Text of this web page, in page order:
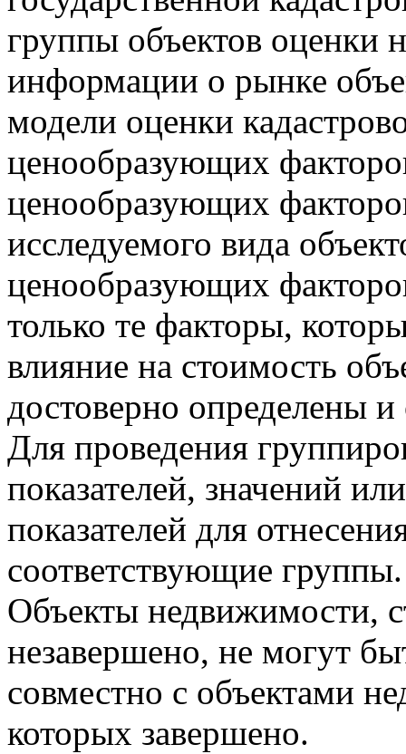
группы объектов оценки
информации о рынке
модели оценки
ценообразующих
ценообразующих
исследуемого вида
ценообразующих
только те факторы,
влияние на стоимость
достоверно определены
Для проведения
показателей, значений
показателей для
соответствующие группы.
Объекты недвижимости,
незавершено, не могут
совместно с объектами
которых завершено.